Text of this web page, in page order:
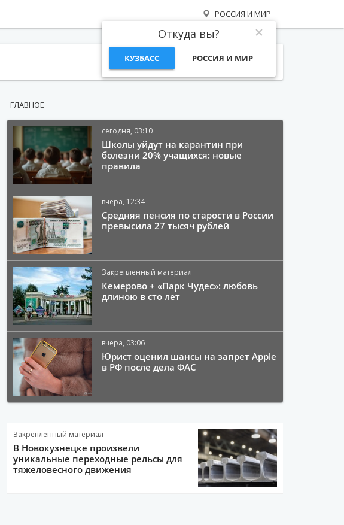
РОССИЯ И МИР
Откуда вы?
КУЗБАСС РОССИЯ И МИР
ГЛАВНОЕ
сегодня, 03:10
Школы уйдут на карантин при
болезни 20% учащихся: новые
правила
вчера, 12:34
Средняя пенсия по старости в России
превысила 27 тысяч рублей
Закрепленный материал
Кемерово + «Парк Чудес»: любовь
длиною в сто лет
вчера, 03:06
Юрист оценил шансы на запрет Apple
в РФ после дела ФАС
Закрепленный материал
В Новокузнецке произвели
уникальные переходные рельсы для
тяжеловесного движения